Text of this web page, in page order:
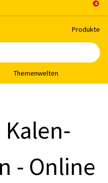
Pro­duk­te
The­men­wel­ten
Ka­len­
- On­line